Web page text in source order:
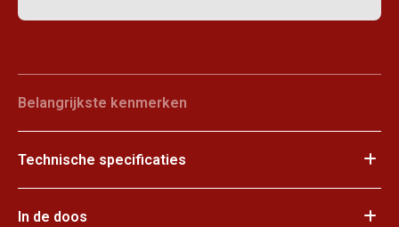
Belangrijkste kenmerken
Technische specificaties
In de doos